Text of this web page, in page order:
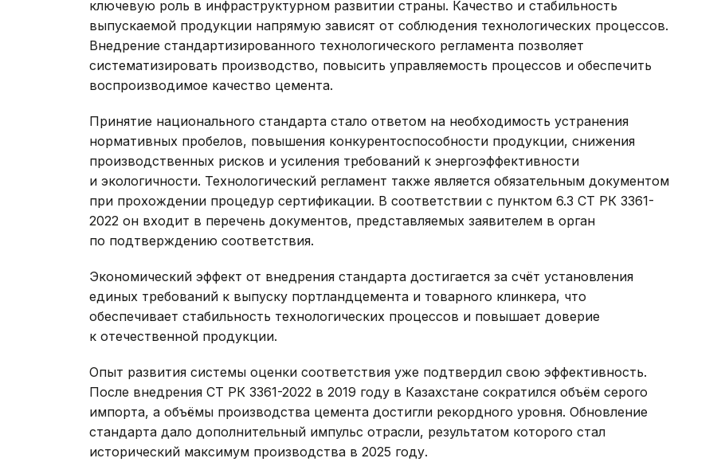
ключевую роль в инфраструктурном развитии страны. Качество и стабильность
выпускаемой продукции напрямую зависят от соблюдения технологических процессов.
Внедрение стандартизированного технологического регламента позволяет
систематизировать производство, повысить управляемость процессов и обеспечить
воспроизводимое качество цемента.
Принятие национального стандарта стало ответом на необходимость устранения
нормативных пробелов, повышения конкурентоспособности продукции, снижения
производственных рисков и усиления требований к энергоэффективности
и экологичности. Технологический регламент также является обязательным документом
при прохождении процедур сертификации. В соответствии с пунктом 6.3 СТ РК 3361-
2022 он входит в перечень документов, представляемых заявителем в орган
по подтверждению соответствия.
Экономический эффект от внедрения стандарта достигается за счёт установления
единых требований к выпуску портландцемента и товарного клинкера, что
обеспечивает стабильность технологических процессов и повышает доверие
к отечественной продукции.
Опыт развития системы оценки соответствия уже подтвердил свою эффективность.
После внедрения СТ РК 3361-2022 в 2019 году в Казахстане сократился объём серого
импорта, а объёмы производства цемента достигли рекордного уровня. Обновление
стандарта дало дополнительный импульс отрасли, результатом которого стал
исторический максимум производства в 2025 году.